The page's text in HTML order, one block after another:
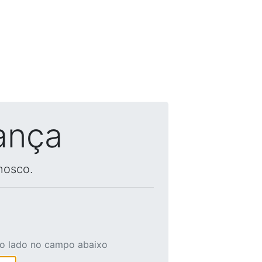
lado no campo abaixo